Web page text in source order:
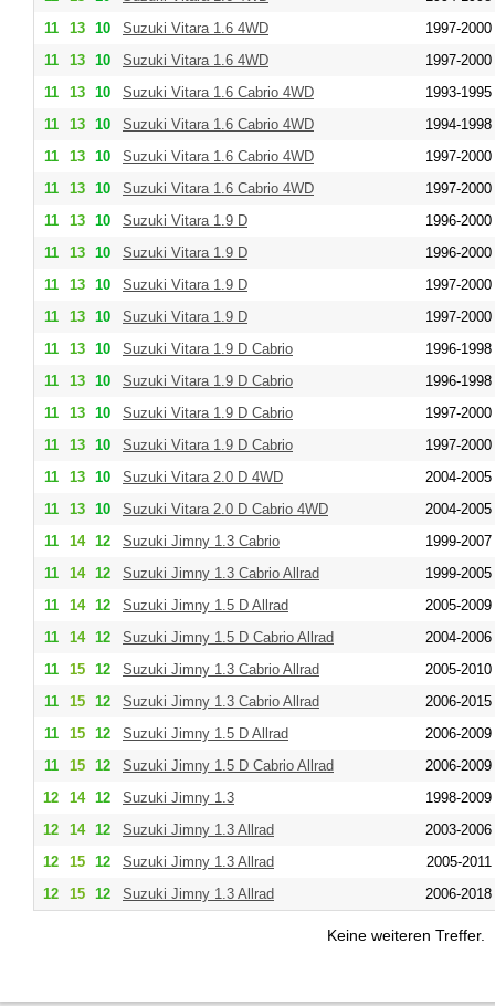
11
13 10 Suzuki Vitara 1.6 4WD
1997-2000
11
13 10 Suzuki Vitara 1.6 4WD
1997-2000
11
13 10 Suzuki Vitara 1.6 Cabrio 4WD
1993-1995
11
13 10 Suzuki Vitara 1.6 Cabrio 4WD
1994-1998
11
13 10 Suzuki Vitara 1.6 Cabrio 4WD
1997-2000
11
13 10 Suzuki Vitara 1.6 Cabrio 4WD
1997-2000
11
13 10 Suzuki Vitara 1.9 D
1996-2000
11
13 10 Suzuki Vitara 1.9 D
1996-2000
11
13 10 Suzuki Vitara 1.9 D
1997-2000
11
13 10 Suzuki Vitara 1.9 D
1997-2000
11
13 10 Suzuki Vitara 1.9 D Cabrio
1996-1998
11
13 10 Suzuki Vitara 1.9 D Cabrio
1996-1998
11
13 10 Suzuki Vitara 1.9 D Cabrio
1997-2000
11
13 10 Suzuki Vitara 1.9 D Cabrio
1997-2000
11
13 10 Suzuki Vitara 2.0 D 4WD
2004-2005
11
13 10 Suzuki Vitara 2.0 D Cabrio 4WD
2004-2005
11
14 12 Suzuki Jimny 1.3 Cabrio
1999-2007
11
14 12 Suzuki Jimny 1.3 Cabrio Allrad
1999-2005
11
14 12 Suzuki Jimny 1.5 D Allrad
2005-2009
11
14 12 Suzuki Jimny 1.5 D Cabrio Allrad
2004-2006
11
15 12 Suzuki Jimny 1.3 Cabrio Allrad
2005-2010
11
15 12 Suzuki Jimny 1.3 Cabrio Allrad
2006-2015
11
15 12 Suzuki Jimny 1.5 D Allrad
2006-2009
11
15 12 Suzuki Jimny 1.5 D Cabrio Allrad
2006-2009
12
14 12 Suzuki Jimny 1.3
1998-2009
12
14 12 Suzuki Jimny 1.3 Allrad
2003-2006
12
15 12 Suzuki Jimny 1.3 Allrad
2005-2011
12
15 12 Suzuki Jimny 1.3 Allrad 2006-2018
Keine weiteren Treffer.